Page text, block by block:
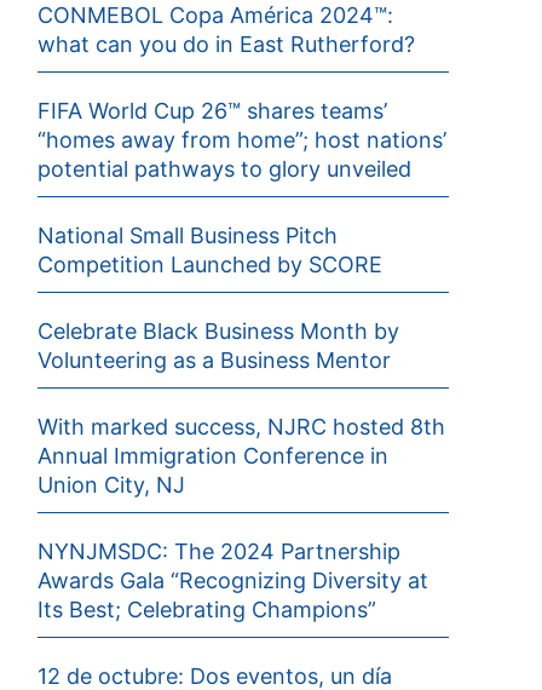
CONMEBOL Copa América 2024™:
what can you do in East Rutherford?
FIFA World Cup 26™ shares teams’
“homes away from home”; host nations’
potential pathways to glory unveiled
National Small Business Pitch
Competition Launched by SCORE
Celebrate Black Business Month by
Volunteering as a Business Mentor
With marked success, NJRC hosted 8th
Annual Immigration Conference in
Union City, NJ
NYNJMSDC: The 2024 Partnership
Awards Gala “Recognizing Diversity at
Its Best; Celebrating Champions”
12 de octubre: Dos eventos, un día